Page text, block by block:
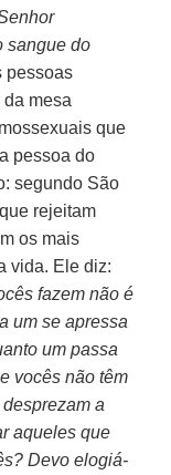
sangue do
pessoas
mesa
que
pessoa do
segundo São
rejeitam
os mais
vida. Ele diz:
fazem não é
um se apressa
um passa
vocês não têm
a
aqueles que
Devo elogiá-